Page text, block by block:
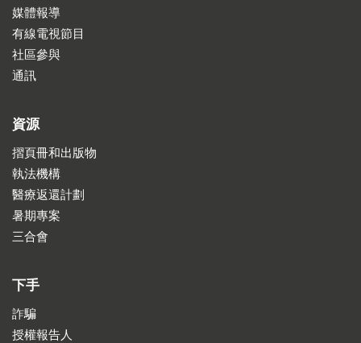
媒體報導
有線電視節目
社區參與
通訊
資源
摺頁冊和出版物
執法機構
醫療返還計劃
暑期專案
三合會
下手
詐騙
授權報告人